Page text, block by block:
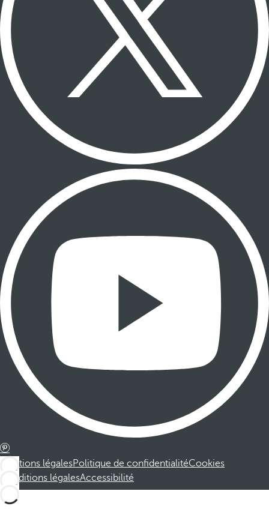
Mentions légalesPolitique de confidentialitéCookies
Conditions légalesAccessibilité